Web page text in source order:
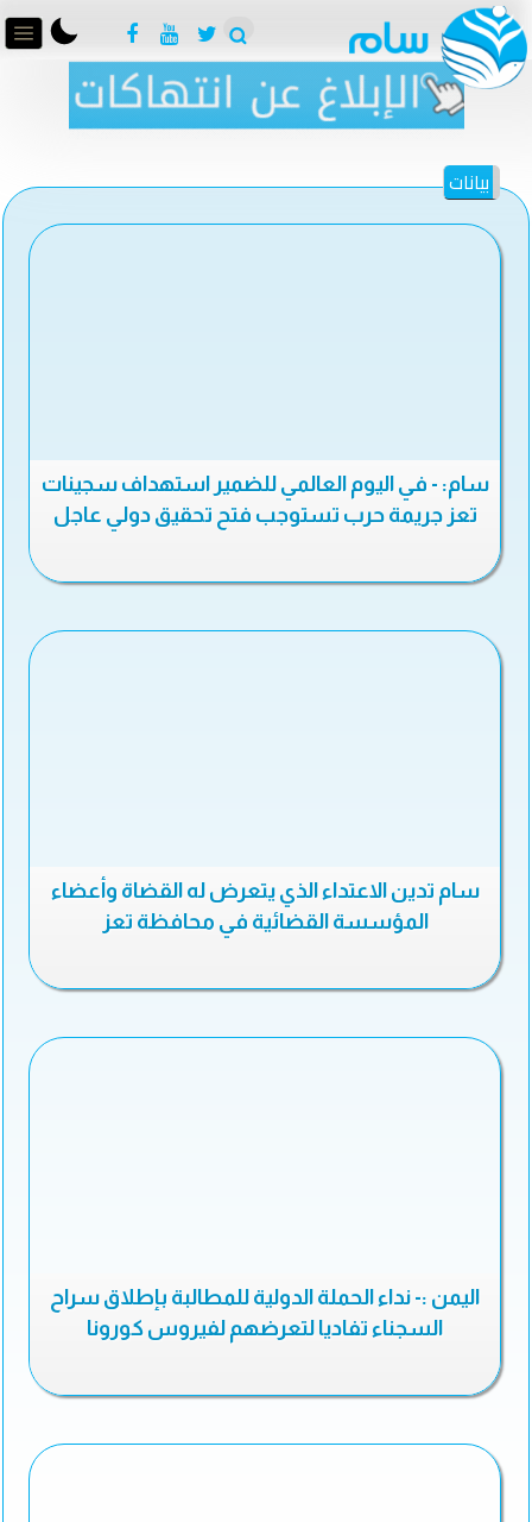
بيانات
سام: - في اليوم العالمي للضمير استهداف سجينات
تعز جريمة حرب تستوجب فتح تحقيق دولي عاجل
سام تدين الاعتداء الذي يتعرض له القضاة وأعضاء
المؤسسة القضائية في محافظة تعز
اليمن :- نداء الحملة الدولية للمطالبة بإطلاق سراح
السجناء تفاديا لتعرضهم لفيروس كورونا